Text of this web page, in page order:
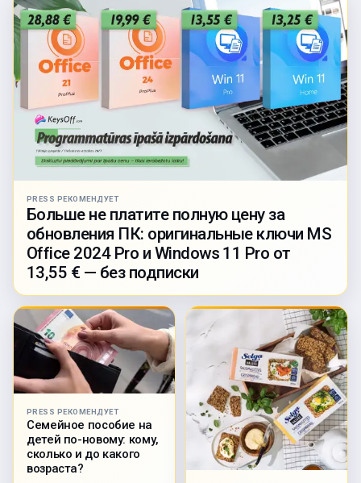
PRESS РЕКОМЕНДУЕТ
Больше не платите полную цену за
обновления ПК: оригинальные ключи MS
Office 2024 Pro и Windows 11 Pro от
13,55 € — без подписки
PRESS РЕКОМЕНДУЕТ
Семейное пособие на
детей по-новому: кому,
сколько и до какого
возраста?